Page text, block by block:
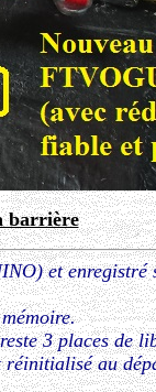
barrière
et
3 places de
au